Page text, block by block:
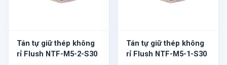
Tán tự giữ thép không
rỉ Flush NTF-M5-2-S30
Tán tự giữ thép không
rỉ Flush NTF-M5-1-S30